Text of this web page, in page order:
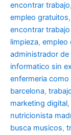
encontrar trabajo,
empleo gratuitos,
encontrar
limpieza, empleo
administrador de
informatico sin
enfermeria
barcelona,
marketing digital,
nutricionista
busca musicos,